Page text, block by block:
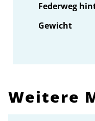
Federweg
Gewicht
Weitere